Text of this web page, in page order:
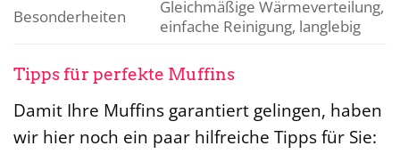
Besonderheiten
Gleichmäßige Wärmeverteilung,
einfache Reinigung, langlebig
Tipps für perfekte Muffins
Damit Ihre Muffins garantiert gelingen, haben
wir hier noch ein paar hilfreiche Tipps für Sie: